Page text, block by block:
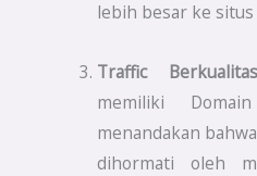
lebih besar ke situs
Traffic Berkualitas
memiliki
menandakan
dihormati oleh